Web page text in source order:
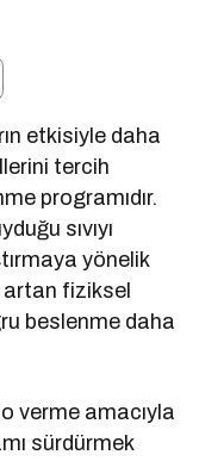
etkisiyle daha
tercih
programıdır.
sıvıyı
yönelik
artan fiziksel
beslenme daha
verme amacıyla
sürdürmek